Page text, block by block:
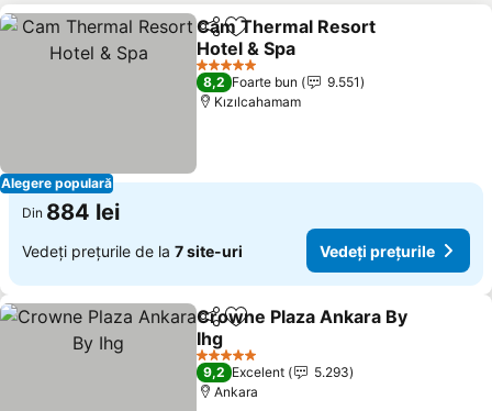
Alegere populară
DistribuițiAdăugaţi la favorite
Cam Thermal Resort
Hotel & Spa
5 Stele
8,2 Foarte bun
9.551
Kızılcahamam
Din 884 lei
Vedeți prețurile de la 7 site-uri Vedeți prețurile
DistribuițiAdăugaţi la favorite
Crowne Plaza Ankara By
Ihg
5 Stele
9,2 Excelent
5.293
Ankara